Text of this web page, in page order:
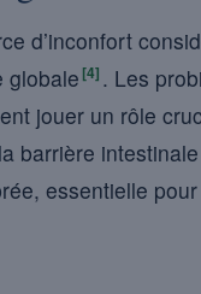
d’inconfort
globale [4] . Les
jouer un rôle
barrière
essentielle